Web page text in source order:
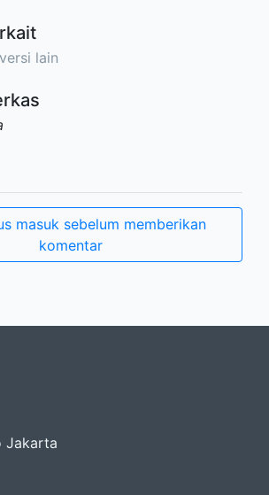
lain
masuk sebelum memberikan
komentar
Jakarta